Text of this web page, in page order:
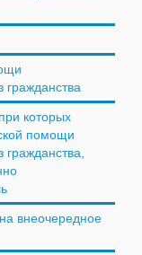
которых
помощи
внеочередное